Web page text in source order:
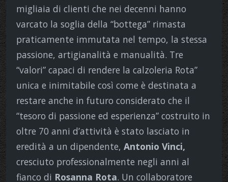
migliaia di clienti che nei decenni hanno
varcato la soglia della “bottega” rimasta
praticamente immutata nel tempo, la stessa
passione, artigianalità e manualità. Tre
“valori” capaci di rendere la calzoleria Rota”
unica e inimitabile così come è destinata a
restare anche in futuro considerato che il
“tesoro di passione ed esperienza” costruito in
oltre 70 anni d’attività è stato lasciato in
eredità a un dipendente, Antonio Vinci,
cresciuto professionalmente negli anni al
fianco di Rosanna Rota. Un collaboratore